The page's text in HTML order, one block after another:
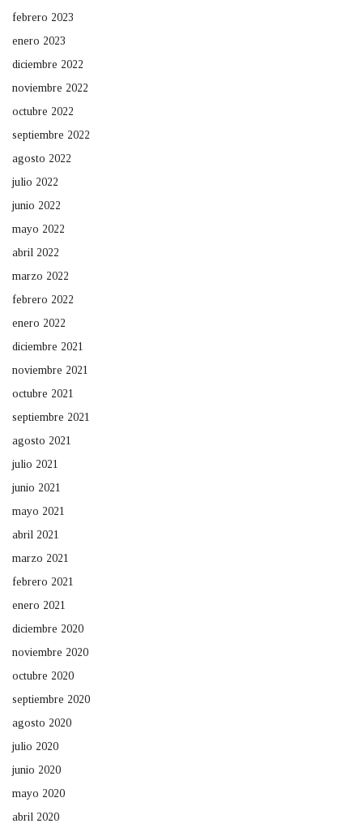
febrero 2023
enero 2023
diciembre 2022
noviembre 2022
octubre 2022
septiembre 2022
agosto 2022
julio 2022
junio 2022
mayo 2022
abril 2022
marzo 2022
febrero 2022
enero 2022
diciembre 2021
noviembre 2021
octubre 2021
septiembre 2021
agosto 2021
julio 2021
junio 2021
mayo 2021
abril 2021
marzo 2021
febrero 2021
enero 2021
diciembre 2020
noviembre 2020
octubre 2020
septiembre 2020
agosto 2020
julio 2020
junio 2020
mayo 2020
abril 2020